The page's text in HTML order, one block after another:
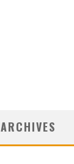
ARCHIVES